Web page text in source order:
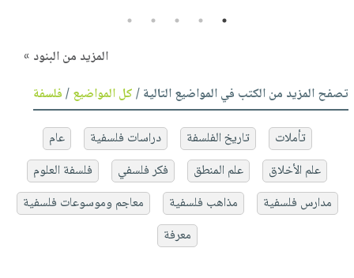
1
2
3
4
5
المزيد من البنود »
تصفح المزيد من الكتب في المواضيع التالية /كل المواضيع/فلسفة
تأملات تاريخ الفلسفة دراسات فلسفية
عام
علم الأخلاق
علم المنطق فكر فلسفي
فلسفة العلوم
مدارس فلسفية
مذاهب فلسفية
معاجم وموسوعات فلسفية
معرفة